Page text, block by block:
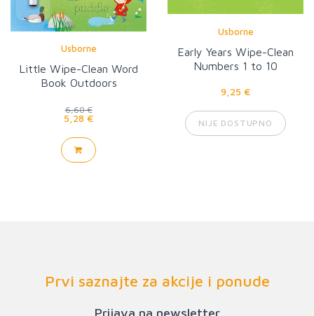
Usborne
Little Wipe-Clean Word
Book Outdoors
6,60 €
5,28 €
Usborne
Early Years Wipe-Clean
Numbers 1 to 10
9,25 €
NIJE DOSTUPNO
Prvi saznajte za akcije i ponude
Prijava na newsletter